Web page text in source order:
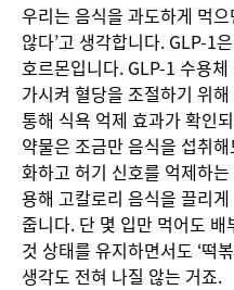
우리는 음식을 과도하게 먹
않다’고 생각합니다. GLP-1
호르몬입니다. GLP-1 수용
가시켜 혈당을 조절하기 위
통해 식욕 억제 효과가 확인
약물은 조금만 음식을 섭취
화하고 허기 신호를 억제하
용해 고칼로리 음식을 끌리게
줍니다. 단 몇 입만 먹어도
것 상태를 유지하면서도 ‘떡
생각도 전혀 나질 않는 거죠.